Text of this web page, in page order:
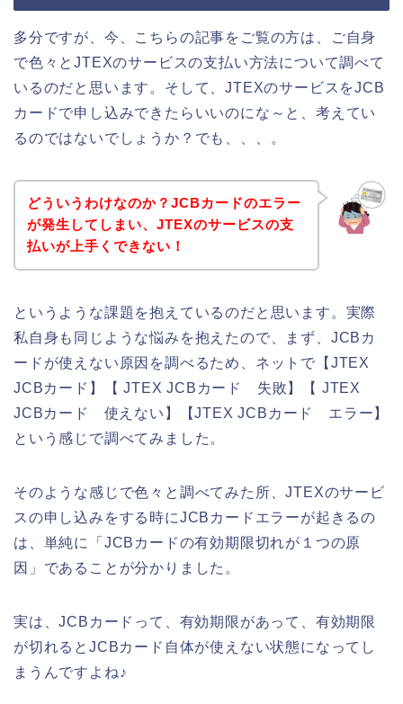
多分ですが、今、こちらの記事をご覧の方は、ご自身
で色々とJTEXのサービスの支払い方法について調べて
いるのだと思います。そして、JTEXのサービスをJCB
カードで申し込みできたらいいのにな～と、考えてい
るのではないでしょうか？でも、、、。
どういうわけなのか？JCBカードのエラー
が発生してしまい、JTEXのサービスの支
払いが上手くできない！
というような課題を抱えているのだと思います。実際
私自身も同じような悩みを抱えたので、まず、JCBカ
ードが使えない原因を調べるため、ネットで【JTEX
JCBカード】【 JTEX JCBカード 失敗】【 JTEX
JCBカード 使えない】【JTEX JCBカード エラー】
という感じで調べてみました。
そのような感じで色々と調べてみた所、JTEXのサービ
スの申し込みをする時にJCBカードエラーが起きるの
は、単純に「JCBカードの有効期限切れが１つの原
因」であることが分かりました。
実は、JCBカードって、有効期限があって、有効期限
が切れるとJCBカード自体が使えない状態になってし
まうんですよね♪